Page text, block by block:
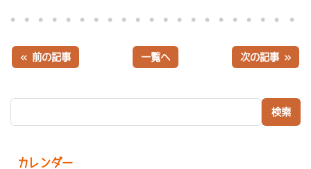
カレンダー
« 前の記事 一覧へ 次の記事 »